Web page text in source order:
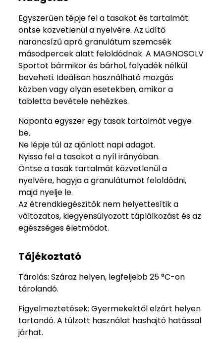
Egyszerűen tépje fel a tasakot és tartalmát
öntse közvetlenül a nyelvére. Az üdítő
narancsízű apró granulátum szemcsék
másodpercek alatt feloldódnak. A MAGNOSOLV
Sportot bármikor és bárhol, folyadék nélkül
beveheti. Ideálisan használható mozgás
közben vagy olyan esetekben, amikor a
tabletta bevétele nehézkes.
Naponta egyszer egy tasak tartalmát vegye
be.
Ne lépje túl az ajánlott napi adagot.
Nyissa fel a tasakot a nyíl irányában.
Öntse a tasak tartalmát közvetlenül a
nyelvére, hagyja a granulátumot feloldódni,
majd nyelje le.
Az étrendkiegészítők nem helyettesítik a
változatos, kiegyensúlyozott táplálkozást és az
egészséges életmódot.
Tájékoztató
Tárolás: Száraz helyen, legfeljebb 25 °C-on
tárolandó.
Figyelmeztetések: Gyermekektől elzárt helyen
tartandó. A túlzott használat hashajtó hatással
járhat.